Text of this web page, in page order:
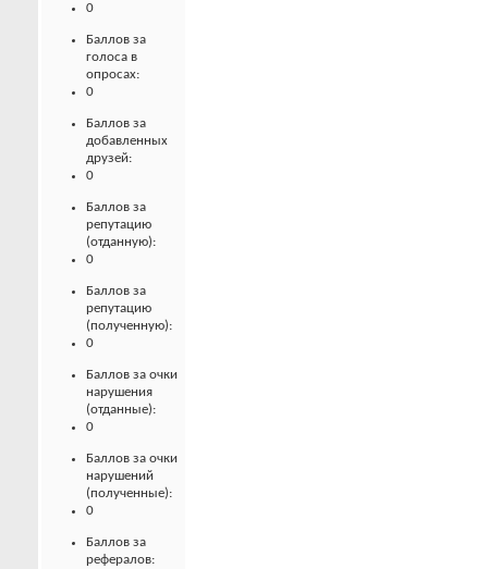
0
Баллов за
голоса в
опросах:
0
Баллов за
добавленных
друзей:
0
Баллов за
репутацию
(отданную):
0
Баллов за
репутацию
(полученную):
0
Баллов за очки
нарушения
(отданные):
0
Баллов за очки
нарушений
(полученные):
0
Баллов за
рефералов: